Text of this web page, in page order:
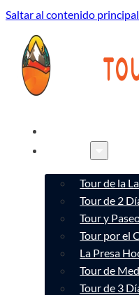
Saltar al contenido principal
Tour de la
Tour de 2
Tour y
Tour por el
La Presa
Tour de
Tour de 3